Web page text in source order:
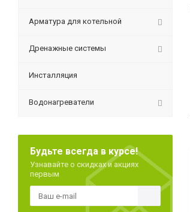
Арматура для котельной
Дренажные системы
Инсталляция
Водонагреватели
Будьте всегда в курсе!
Узнавайте о скидках и акциях
первым